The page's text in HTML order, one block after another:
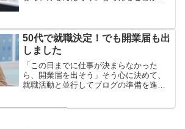
る。働き方の迷...
50代で就職決定！でも開業届も出
しました
「この日までに仕事が決まらなかった
ら、開業届を出そう」そう心に決めて、
就職活動と並行してブログの準備を進め